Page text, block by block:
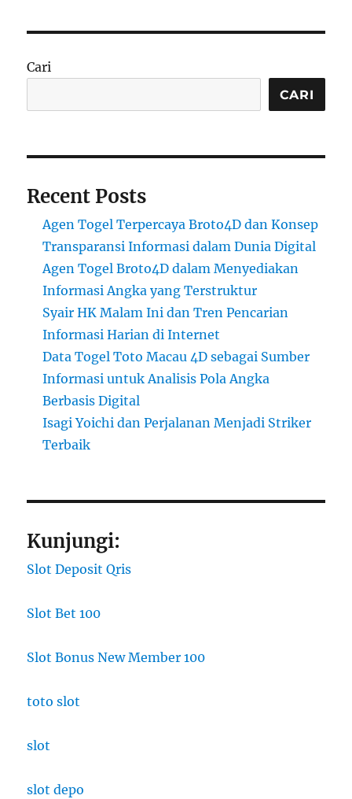
Cari
CARI
Recent Posts
Agen Togel Terpercaya Broto4D dan Konsep
Transparansi Informasi dalam Dunia Digital
Agen Togel Broto4D dalam Menyediakan
Informasi Angka yang Terstruktur
Syair HK Malam Ini dan Tren Pencarian
Informasi Harian di Internet
Data Togel Toto Macau 4D sebagai Sumber
Informasi untuk Analisis Pola Angka
Berbasis Digital
Isagi Yoichi dan Perjalanan Menjadi Striker
Terbaik
Kunjungi:
Slot Deposit Qris
Slot Bet 100
Slot Bonus New Member 100
toto slot
slot
slot depo